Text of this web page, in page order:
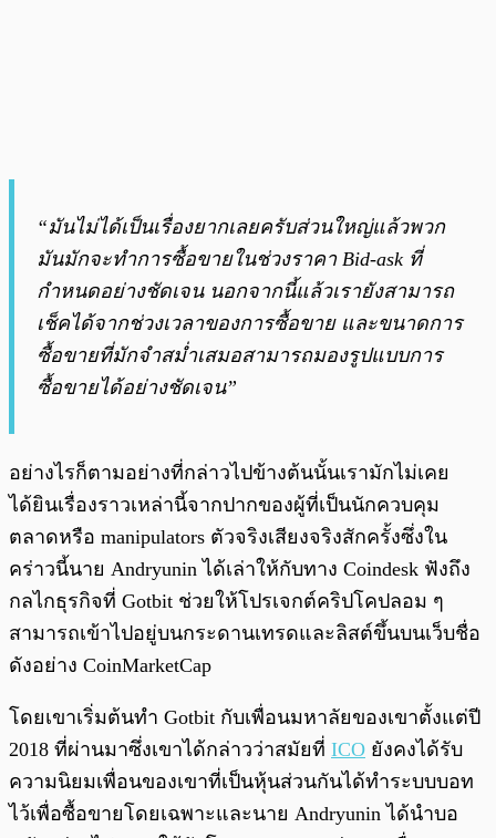
“มันไม่ได้เป็นเรื่องยากเลยครับส่วนใหญ่แล้วพวก
มันมักจะทำการซื้อขายในช่วงราคา Bid-ask ที่
กำหนดอย่างชัดเจน นอกจากนี้แล้วเรายังสามารถ
เช็คได้จากช่วงเวลาของการซื้อขาย และขนาดการ
ซื้อขายที่มักจำสม่ำเสมอสามารถมองรูปแบบการ
ซื้อขายได้อย่างชัดเจน”
อย่างไรก็ตามอย่างที่กล่าวไปข้างต้นนั้นเรามักไม่เคย
ได้ยินเรื่องราวเหล่านี้จากปากของผู้ที่เป็นนักควบคุม
ตลาดหรือ manipulators ตัวจริงเสียงจริงสักครั้งซึ่งใน
คร่าวนี้นาย Andryunin ได้เล่าให้กับทาง Coindesk ฟังถึง
กลไกธุรกิจที่ Gotbit ช่วยให้โปรเจกต์คริปโคปลอม ๆ
สามารถเข้าไปอยู่บนกระดานเทรดและลิสต์ขึ้นบนเว็บชื่อ
ดังอย่าง CoinMarketCap
โดยเขาเริ่มต้นทำ Gotbit กับเพื่อนมหาลัยของเขาตั้งแต่ปี
2018 ที่ผ่านมาซึ่งเขาได้กล่าวว่าสมัยที่ ICO ยังคงได้รับ
ความนิยมเพื่อนของเขาที่เป็นหุ้นส่วนกันได้ทำระบบบอท
ไว้เพื่อซื้อขายโดยเฉพาะและนาย Andryunin ได้นำบอ